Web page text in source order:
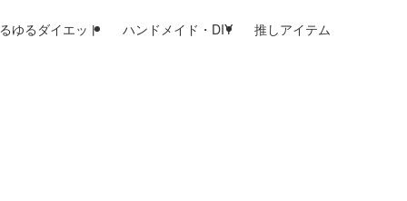
ゆるダイエット ハンドメイド・DIY 推しアイテム